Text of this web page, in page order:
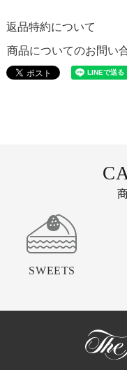
返品特約について
商品についてのお問い
SWEETS